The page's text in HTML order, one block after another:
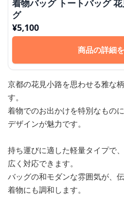
着物バッグ トートバッグ
グ
¥5,100
商品の詳細
京都の花見小路を思わせる雅な
す。
着物でのお出かけを特別なもの
デザインが魅力です。
持ち運びに適した軽量タイプで
広く対応できます。
バッグの和モダンな雰囲気が、
着物にも調和します。